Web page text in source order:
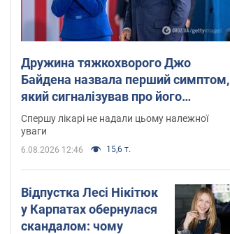
Дружина тяжкохворого Джо
Байдена назвала перший симптом,
який сигналізував про його
"агресивний" рак
Спершу лікарі не надали цьому належної
уваги
6.08.2026 12:46 15,6 т.
Відпустка Лесі Нікітюк
у Карпатах обернулася
скандалом: чому